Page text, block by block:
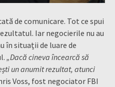
de comunicare. Tot ce spui
Iar negocierile nu au
în situații de luare de
„Dacă cineva încearcă să
un anumit rezultat, atunci
Voss, fost negociator FBI